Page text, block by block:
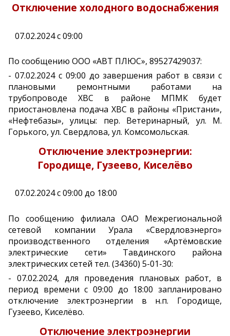
Отключение холодного водоснабжения
07.02.2024 с 09:00
По сообщению ООО «АВТ ПЛЮС», 89527429037:
- 07.02.2024 с 09:00 до завершения работ в связи с
плановыми ремонтными работами на
трубопроводе ХВС в районе МПМК будет
приостановлена подача ХВС в районы «Пристани»,
«Нефтебазы», улицы: пер. Ветеринарный, ул. М.
Горького, ул. Свердлова, ул. Комсомольская.
Отключение электроэнергии:
Городище, Гузеево, Киселёво
07.02.2024 с 09:00 до 18:00
По сообщению филиала ОАО Межрегиональной
сетевой компании Урала «Свердловэнерго»
производственного отделения «Артёмовские
электрические сети» Тавдинского района
электрических сетей тел. (34360) 5-01-30:
- 07.02.2024, для проведения плановых работ, в
период времени с 09:00 до 18:00 запланировано
отключение электроэнергии в н.п. Городище,
Гузеево, Киселёво.
Отключение электроэнергии